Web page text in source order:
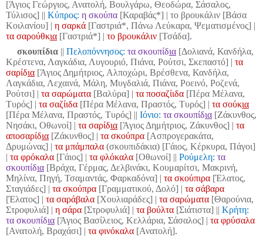
[Άγιος Γεώργιος, Ανατολή, Βουλγάρω, Θεοδώρα, Σάσαλος,
Τύλισος] || Κύπρος: η σκούπα [Καραβάς*] | το βρουκάλιν [Βάσα
Κοιλανίου] | η σαρκά [Γαστριά*, Πάνω Λεύκαρα, Ψεματισμένος] |
τα σαρούθκια [Γαστριά*] | το βρουκάλιν [Τσάδα].
σκουπίδια || Πελοπόννησος: τα σκουπίδια [Δολιανά, Κανδήλα,
Κρέστενα, Λαγκάδια, Λυγουριό, Πιάνα, Ρούτσι, Σκεπαστό] | τα
σαρίδια [Άγιος Δημήτριος, Αλποχώρι, Βρέσθενα, Κανδήλα,
Λαγκάδια, Λεχαινά, Μάλη, Μυγδαλιά, Πιάνα, Ροεινό, Ροζενά,
Ρούτσι] | τα σαρώματα [Βαλύρα] | τα ποσαζίιδα [Πέρα Μέλανα,
Τυρός] | τα σαζίιδα [Πέρα Μέλανα, Πραστός, Τυρός] | τα σούκια
[Πέρα Μέλανα, Πραστός, Τυρός] || Ιόνιο: τα σκουπίδια [Ζάκυνθος,
Νησάκι, Οθωνοί] | τα σαρίδια [Άγιος Δημήτριος, Ζάκυνθος] | τα
αποσαρίδια [Ζάκυνθος] | τα σκούπρα [Ασπρογερακάτα,
Δρυμώνας] | τα μπάμπαλα (σκουπιδάκια) [Γάιος, Κέρκυρα, Πάγοι]
| τα φρόκαλα [Γάιος] | τα φλόκαλα [Οθωνοί] || Ρούμελη: τα
σκουπίδια [Βράχα, Γέρμας, Δελβινάκι, Κουμαρίτσι, Μακρινή,
Μηλίνα, Πηγή, Τσαμαντάς, Φαρκαδόνα] | τα σκούπιρα [Έλατος,
Σταγιάδες] | τα σκούπρα [Γραμματικού, Δολό] | τα σάβαρα
[Έλατος] | τα σαράβαλα [Χουλιαράδες] | τα σαρώματα [Θαρούνια,
Στροφυλιά] | η σάρα [Στροφυλιά] | τα βούλτα [Σιάτιστα] || Κρήτη:
τα σκουπίδια [Άγιος Βασίλειος, Κελλάρια, Σάσαλος] | τα φρύσαλα
[Ανατολή, Βραχάσι] | τα φινόκαλα [Ανατολή].